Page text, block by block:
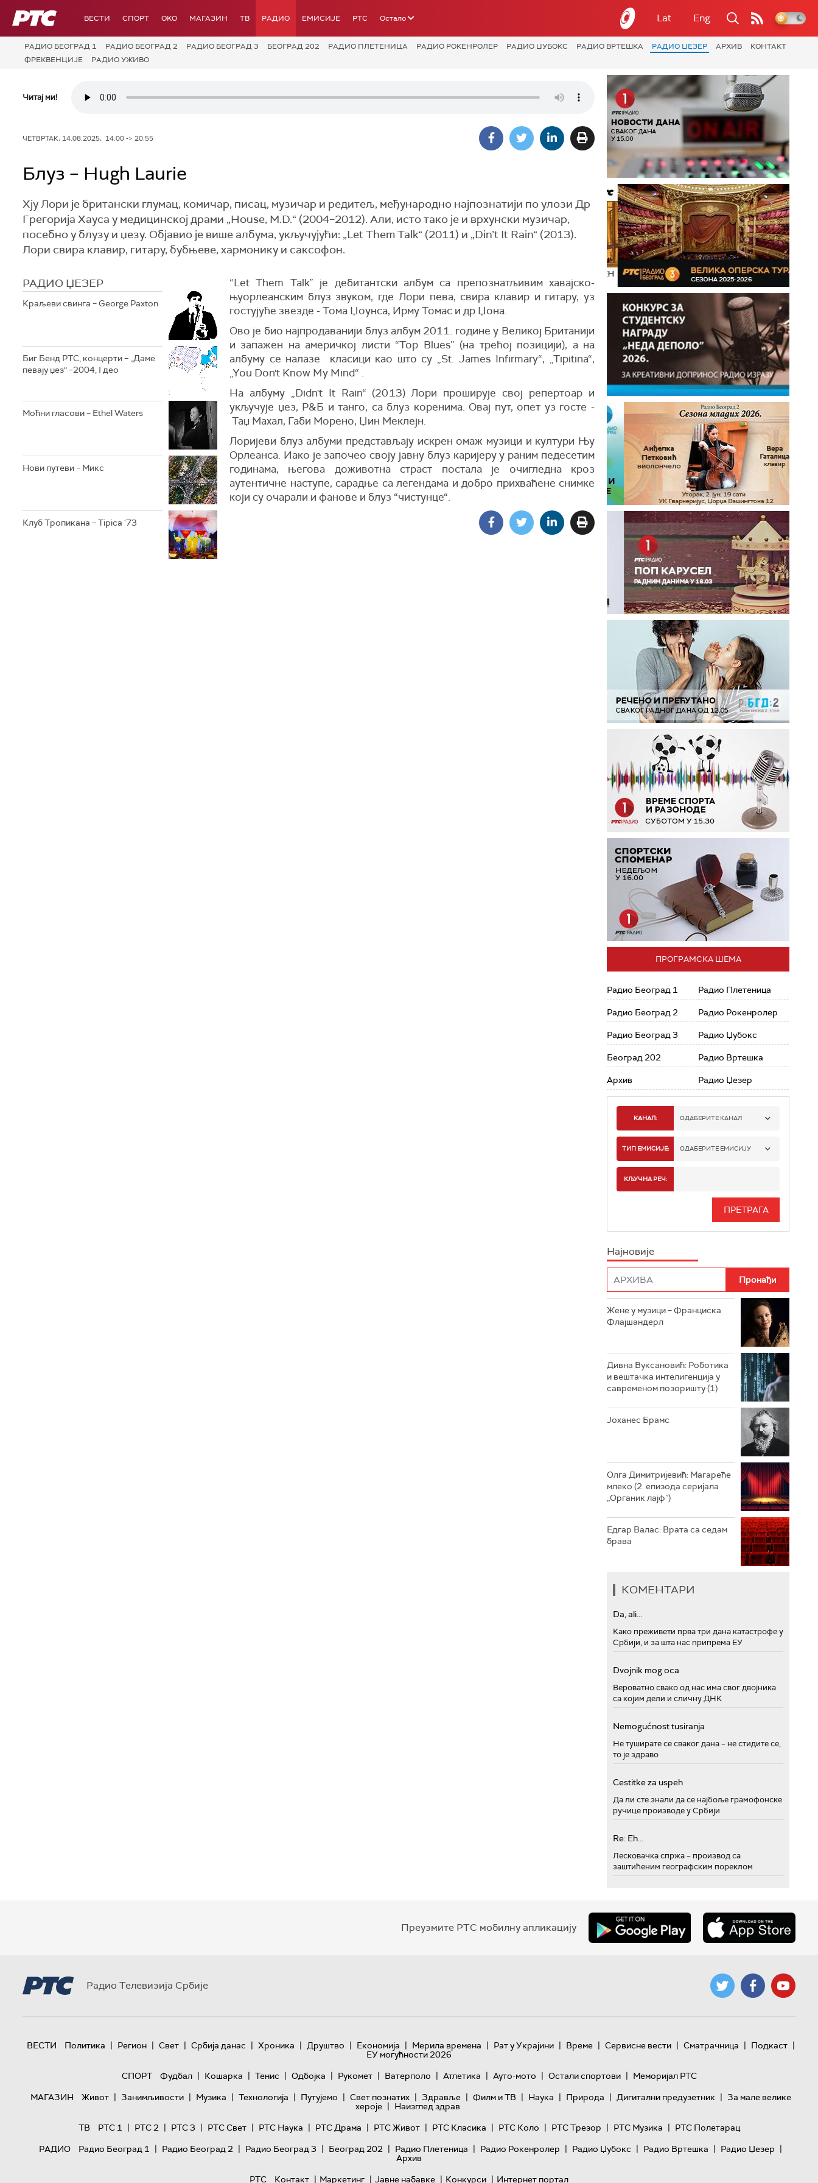
РТС ВЕСТИ СПОРТ OKO МАГАЗИН ТВ РАДИО ЕМИСИЈЕ РТС Остало Lat Eng
РАДИО БЕОГРАД 1 РАДИО БЕОГРАД 2 РАДИО БЕОГРАД 3 БЕОГРАД 202 РАДИО ПЛЕТЕНИЦА РАДИО РОКЕНРОЛЕР РАДИО ЏУБОКС РАДИО ВРТЕШКА РАДИО ЏЕЗЕР АРХИВ
КОНТАКТ
ФРЕКВЕНЦИЈЕ
РАДИО УЖИВО
Читај ми!
ЧЕТВРТАК, 14.08.2025, 14:00 -> 20:55
Блуз – Hugh Laurie
Хју Лори је британски глумац, комичар, писац, музичар и редитељ, међународно најпознатији по улози Др
Грегорија Хауса у медицинској драми „House, M.D.“ (2004–2012). Али, исто тако је и врхунски музичар,
посебно у блузу и џезу. Објавио је више албума, укључујући: „Let Them Talk“ (2011) и „Din’t It Rain“ (2013).
Лори свира клавир, гитару, бубњеве, хармонику и саксофон.
РАДИО ЏЕЗЕР
Краљеви свинга – George Paxton
Биг Бенд РТС, концерти – „Даме
певају џез“ –2004, I део
Моћни гласови – Ethel Waters
Нови путеви – Микс
Клуб Тропикана – Tipica ‘73
“Let Them Talk” је дебитантски албум са препознатљивим хавајско-
њуорлеанским блуз звуком, где Лори пева, свира клавир и гитару, уз
гостујуће звезде - Тома Џоунса, Ирму Томас и др Џона.
Ово је био најпродаванији блуз албум 2011. године у Великој Британији
и запажен на америчкој листи “Top Blues” (на трећој позицији), а на
албуму се налазе класици као што су „St. James Infirmary“, „Tipitina“,
„You Don't Know My Mind“ .
На албуму „Didn't It Rain“ (2013) Лори проширује свој репертоар и
укључује џез, Р&Б и танго, са блуз коренима. Овај пут, опет уз госте -
Таџ Махал, Габи Морено, Џин Меклејн.
Лоријеви блуз албуми представљају искрен омаж музици и култури Њу
Орлеанса. Иако је започео своју јавну блуз каријеру у раним педесетим
годинама, његова доживотна страст постала је очигледна кроз
аутентичне наступе, сарадње са легендама и добро прихваћене снимке
који су очарали и фанове и блуз “чистунце“.
ПРОГРАМСКА ШЕМА
Радио Београд 1
Радио Београд 2
Радио Београд 3
Београд 202
Архив
Радио Плетеница
Радио Рокенролер
Радио Џубокс
Радио Вртешка
Радио Џезер
КАНАЛ: ОДАБЕРИТЕ КАНАЛ
РАДИО БЕОГРАД 1
РАДИО БЕОГРАД 3
РАДИО РОКЕНРОЛЕР
РАДИО ВРТЕШКА
РАДИО ЏЕЗЕР
АРХИВ
ТИП ЕМИСИЈЕ: ОДАБЕРИТЕ ЕМИСИЈУ
ИНФО
КЉУЧНА РЕЧ:
Најновије
Жене у музици – Франциска
Флајшандерл
Дивна Вуксановић: Роботика
и вештачка интелигенција у
савременом позоришту (1)
Јоханес Брамс
Олга Димитријевић: Магареће
млеко (2. епизода серијала
„Органик лајф”)
Едгар Валас: Врата са седам
брава
КОМЕНТАРИ
Da, ali...
Како преживети прва три дана катастрофе у
Србији, и за шта нас припрема ЕУ
Dvojnik mog oca
Вероватно свако од нас има свог двојника
са којим дели и сличну ДНК
Nemogućnost tusiranja
Не туширате се сваког дана – не стидите се,
то је здраво
Cestitke za uspeh
Да ли сте знали да се најбоље грамофонске
ручице производе у Србији
Re: Eh...
Лесковачка спржа – производ са
заштићеним географским пореклом
Преузмите РТС мобилну апликацију
Радио Телевизија Србије
ВЕСТИ Политика | Регион | Свет | Србија данас | Хроника | Друштво | Економија | Мерила времена | Рат у Украјини | Време | Сервисне вести | Сматрачница | Подкаст |
ЕУ могућности 2026
СПОРТ
Фудбал | Кошарка | Тенис | Одбојка | Рукомет | Ватерполо | Атлетика | Ауто-мото | Остали спортови | Меморијал РТС
МАГАЗИН
Живот | Занимљивости | Музика | Технологијa | Путујемо | Свет познатих | Здравље | Филм и ТВ | Наука | Природа | Дигитални предузетник | За мале велике
хероје | Наизглед здрав
ТВ
РТС 1 | РТС 2 | РТС 3 | РТС Свет | РТС Наука | РТС Драма | РТС Живот | РТС Класика | РТС Коло | РТС Трезор | РТС Музика | РТС Полетарац
РАДИО
Радио Београд 1 | Радио Београд 2 | Радио Београд 3 | Београд 202 | Радио Плетеница | Радио Рокенролер | Радио Џубокс | Радио Вртешка | Радио Џезер |
Архив
РТС
Контакт | Маркетинг | Јавне набавке | Конкурси | Интернет портал